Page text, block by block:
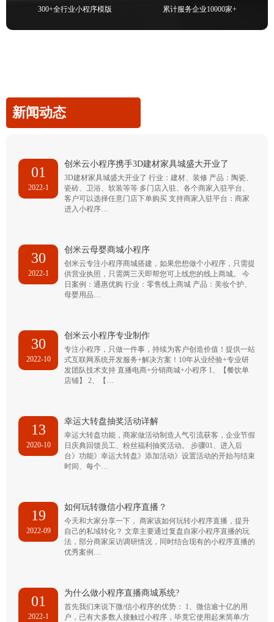
300+全行业小程序模版 累计服务企业10000家+
新闻动态
01
2022-1
创米云小程序携手3D建材家具城盛大开业了
3D建材家具城盛大开业了 行业：建材、装修 产品：陶瓷、
瓷砖、卫浴、软装等等 多门店入驻、各个商家入驻平台、
客户可以选择任意门店下单购买 支持商家入驻平台：商家
进入小程序…
30
2022-1
创米云母婴商城小程序
创米云专注小程序商城搭建，如果您想做个小程序，只需提
供营业执照，只需两三天即帮您可上线您的线上商城。 今
日案例：通惠优购 行业：零售线上商城 产品：美妆个护、
母婴用品…
30
2022-10
创米云小程序专业制作
专注小程序，只做一件事，持续为客户创造价值！提供一站
式互联网系统开发服务+解决方案！10年从业经验+专业研
发团队技术支持 直播电商+分销商城+小程序 1、【餐饮单
店铺】 2、【…
13
2020-10
幸运大转盘抽奖活动详解
幸运大转盘功能，商家做活动制造人气引流获客，企业节假
日庆典回馈员工、粉丝福利抽奖活动。 步骤01、进入后
台》功能》幸运大转盘》添加活动》设置活动的开始与结束
时间、每个…
19
2022-09
如何玩转微信小程序直播？
今天和大家分享一下， 商家该如何玩转小程序直播，提升
自己的私域转化？ 文章主要通过复盘自家小程序直播的玩
法，部分商家采访调研情况，同时结合现有的小程序直播的
优秀案例…
01
2022-1
为什么做小程序直播商城系统?
首先我们来说下微/信小程序的优势： 1、微信逾十亿的用
户，已有大多数人接触过小程序，毕竟它使用起来简单/方